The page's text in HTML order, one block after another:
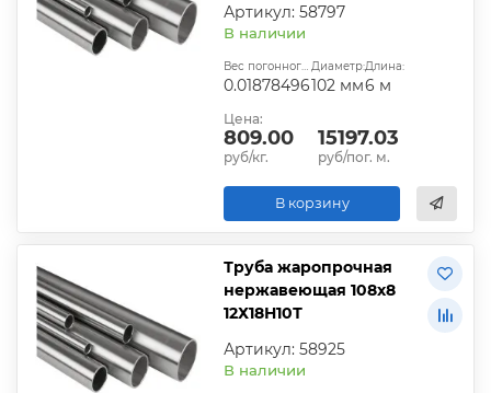
Артикул: 58797
В наличии
Вес погонного метра, т.:
0.01878496
Диаметр:
102 мм
Длина:
6 м
Цена:
809.00
руб/кг.
15197.03
руб/пог. м.
В корзину
Труба жаропрочная
нержавеющая 108х8
12Х18Н10Т
Артикул: 58925
В наличии